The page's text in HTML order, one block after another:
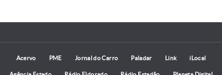
Acervo PME Jornal do Carro Paladar Link iLocal